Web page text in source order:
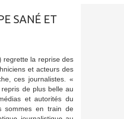
SANÉ ET
regrette la reprise des
et acteurs des
ces journalistes. «
de plus belle au
et autorités du
sommes en train de